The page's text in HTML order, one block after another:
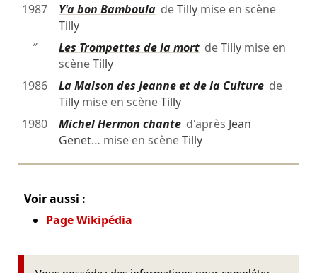
1987
Y'a bon BambouladeTillymise en scène
Tilly
″
Les Trompettes de la mortdeTillymise en
scèneTilly
1986
La Maison des Jeanne et de la Culturede
Tillymise en scèneTilly
1980
Michel Hermon chanted'après Jean
Genet… mise en scèneTilly
Voir aussi :
Page Wikipédia